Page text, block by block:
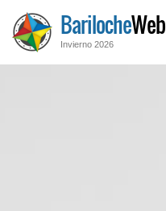
BarilocheWeb
Invierno 2026